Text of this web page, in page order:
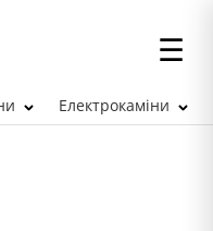
☰
Електрокаміни